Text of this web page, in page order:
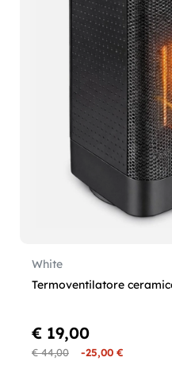
White
Termoventilatore
€ 44,00 -25,00 €
€ 19,00